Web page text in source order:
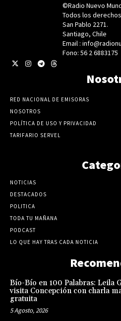
©Radio Nuevo
Todos los
San Pablo 2271.
Santiago, Chile
Email :
Fono: 56 2 6883175
RED NACIONAL DE EMISORAS
NOSOTROS
POLÍTICA DE USO Y PRIVACIDAD
TARIFARIO SERVEL
NOTICIAS
DESTACADOS
POLITICA
TODA TU MAÑANA
PODCAST
LO QUE HAY TRAS CADA NOTICIA
Bío-Bío en 100 Palabras: Leila
visita Concepción con charla
gratuita
5 Agosto, 2026